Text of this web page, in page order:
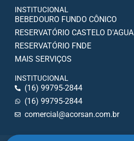
INSTITUCIONAL
BEBEDOURO FUNDO CÔNICO
RESERVATÓRIO CASTELO D'AGUA
RESERVATÓRIO FNDE
MAIS SERVIÇOS
INSTITUCIONAL
(16) 99795-2844
(16) 99795-2844
comercial@acorsan.com.br